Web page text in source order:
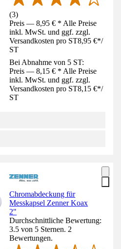
(3)
Preis — 8,95 € * Alle Preise
inkl. MwSt. und ggf. zzgl.
Versandkosten pro ST8,95 €*/
ST
Bei Abnahme von 5 ST:
Preis — 8,15 € * Alle Preise
inkl. MwSt. und ggf. zzgl.
Versandkosten pro ST8,15 €*/
ST
Chromabdeckung für
Messkapsel Zenner Koax
2"
Durchschnittliche Bewertung:
3.5 von 5 Sternen. 2
Bewertungen.